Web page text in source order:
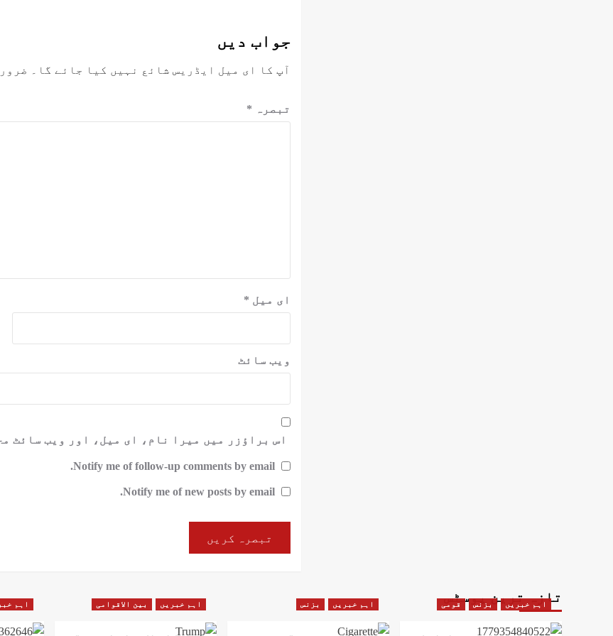
جواب دیں
آپ کا ای میل ایڈریس شائع نہیں کیا جائے گا۔
تبصرہ *
ای میل *
ویب‌ سائٹ
اس براؤزر میں میرا نام، ای میل، اور ویب سائٹ
Notify me of follow-up comments by email.
Notify me of new posts by email.
تازہ ترین پوسٹس
اہم خبریں بزنس قومی اہم خبریں بزنس اہم خبریں بین الاقوامی اہم